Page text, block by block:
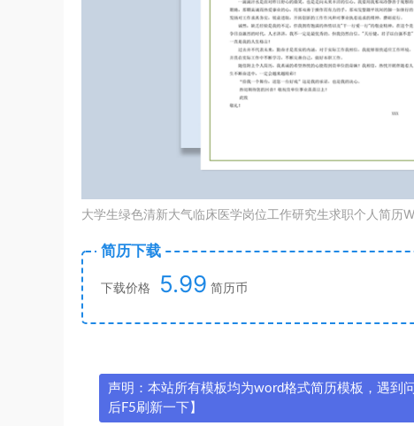
大学生绿色清新大气临床医学岗位工作研究生求职个人简历
简历下载
下载价格 5.99 简历币
声明：本站所有模板均为word格式简历模板，遇到
后F5刷新一下】